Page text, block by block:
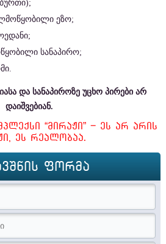
ეზო;
სანაპირო;
და სანაპიროზე უცხო პირები არ
დაიშვებიან.
ᲞᲚᲔᲥᲡᲘ “ᲛᲘᲠᲐᲟᲘ” – ᲔᲡ ᲐᲠ ᲐᲠᲘᲡ
Ი ᲔᲡ ᲠᲔᲐᲚᲝᲑᲐᲐ.
ᲤᲝᲠᲛᲐ